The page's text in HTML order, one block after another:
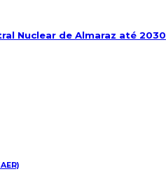
Nuclear de Almaraz até 2030